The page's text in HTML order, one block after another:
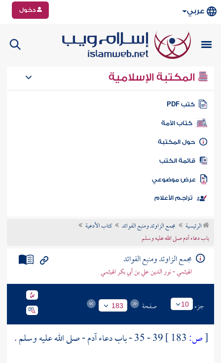
عربي دخول
المكتبة الإسلامية
كتب PDF
كتاب الأمة
المكتبة
الكتب
موضوعي
تراجم الأعلام
الرئيسية مجمع الزاوئد ومنبع الفوائد
كتاب الأدعية
باب دعاء آدم صلى الله عليه وسلم
مجمع الزاوئد ومنبع الفوائد
الهيثمي - نور الدين علي بن أبي بكر الهيثمي
جزء 10 صفحة 183
[ص: 39 - 35 - باب دعاء آدم- صلى الله عليه وسلم .